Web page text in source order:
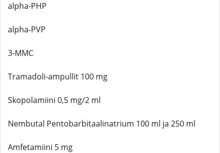
alpha-PHP
alpha-PVP
3-MMC
Tramadoli-ampullit 100 mg
Skopolamiini 0,5 mg/2 ml
Nembutal Pentobarbitaalinatrium 100 ml ja 250 ml
Amfetamiini 5 mg